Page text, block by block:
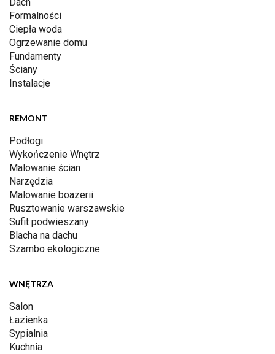
Formalności
Ciepła woda
Ogrzewanie domu
Fundamenty
Ściany
Instalacje
REMONT
Podłogi
Wykończenie Wnętrz
Malowanie ścian
Narzędzia
Malowanie boazerii
Rusztowanie warszawskie
Sufit podwieszany
Blacha na dachu
Szambo ekologiczne
WNĘTRZA
Salon
Łazienka
Sypialnia
Kuchnia